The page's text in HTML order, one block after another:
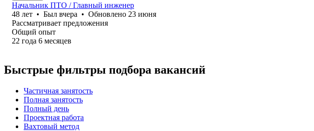
Начальник ПТО / Главный инженер
48 лет • Был вчера • Обновлено 23 июня
Рассматривает предложения
Общий опыт
22 года 6 месяцев
Быстрые фильтры подбора вакансий
Частичная занятость
Полная занятость
Полный день
Проектная работа
Вахтовый метод